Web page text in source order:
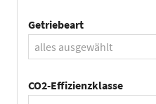
Getriebeart
alles ausgewählt
CO2-Effizienzklasse